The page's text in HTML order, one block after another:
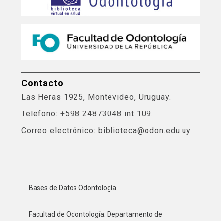
Contacto
Las Heras 1925, Montevideo, Uruguay.
Teléfono: +598 24873048 int 109.
Correo electrónico: biblioteca@odon.edu.uy
Bases de Datos Odontología
Facultad de Odontología. Departamento de